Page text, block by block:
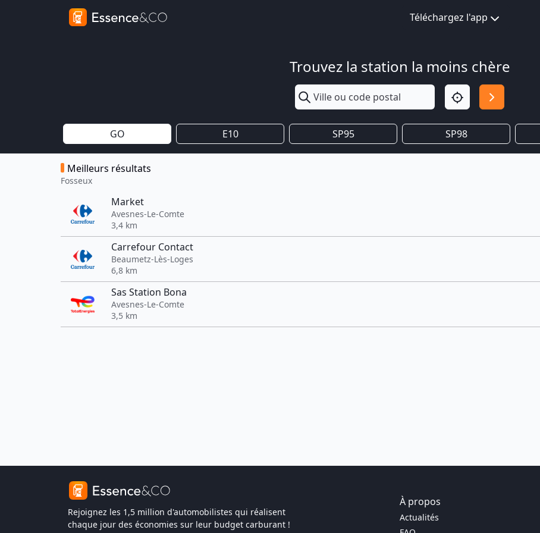
Téléchargez l'app
Trouvez la station la moins chère
GO E10 SP95 SP98
Meilleurs résultats
Fosseux
Market
Avesnes-Le-Comte
3,4 km
Carrefour Contact
Beaumetz-Lès-Loges
6,8 km
Sas Station Bona
Avesnes-Le-Comte
3,5 km
Rejoignez les 1,5 million d'automobilistes qui réalisent
chaque jour des économies sur leur budget carburant !
À propos
Actualités